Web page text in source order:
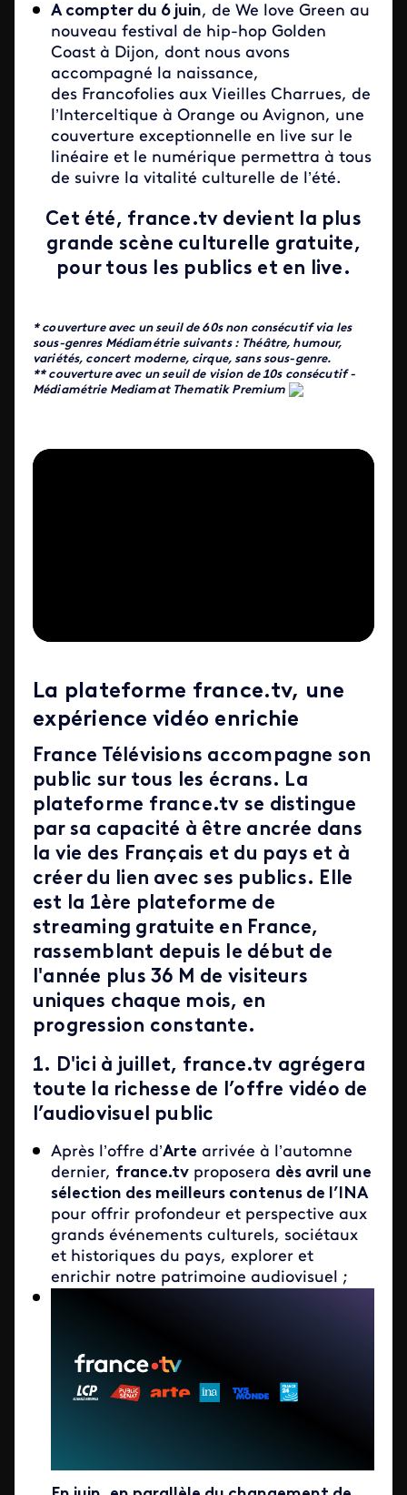
A compter du 6 juin, de We love Green au
nouveau festival de hip-hop Golden
Coast à Dijon, dont nous avons
accompagné la naissance,
des Francofolies aux Vieilles Charrues, de
l’Interceltique à Orange ou Avignon, une
couverture exceptionnelle en live sur le
linéaire et le numérique permettra à tous
de suivre la vitalité culturelle de l’été.
Cet été, france.tv devient la plus
grande scène culturelle gratuite,
pour tous les publics et en live.
* couverture avec un seuil de 60s non consécutif via les
sous-genres Médiamétrie suivants : Théâtre, humour,
variétés, concert moderne, cirque, sans sous-genre.
** couverture avec un seuil de vision de 10s consécutif -
Médiamétrie Mediamat Thematik Premium
La plateforme france.tv, une
expérience vidéo enrichie
France Télévisions accompagne son
public sur tous les écrans. La
plateforme france.tv se distingue
par sa capacité à être ancrée dans
la vie des Français et du pays et à
créer du lien avec ses publics. Elle
est la 1ère plateforme de
streaming gratuite en France,
rassemblant depuis le début de
l'année plus 36 M de visiteurs
uniques chaque mois, en
progression constante.
1. D'ici à juillet, france.tv agrégera
toute la richesse de l’offre vidéo de
l’audiovisuel public
Après l’offre d’Arte arrivée à l’automne
dernier, france.tv proposera dès avril une
sélection des meilleurs contenus de l’INA
pour offrir profondeur et perspective aux
grands événements culturels, sociétaux
et historiques du pays, explorer et
enrichir notre patrimoine audiovisuel ;